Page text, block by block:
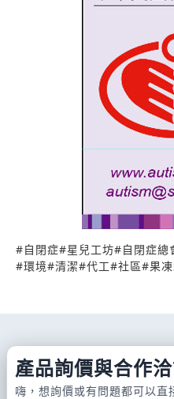
#自閉症#星兒工坊#自閉症總
#環境#清潔#代工#社區#果
產品詢價與合作
嗨，想詢價或有問題都可以直